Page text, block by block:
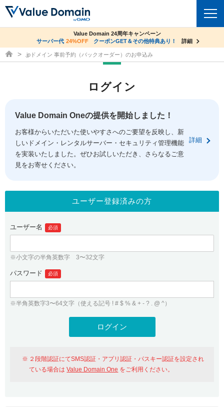
ドメイントップ
ドメイン移管
ドメイン価格一覧
ドメイン一括検索
.jpドメインオークション
gTLDオークション NEW!
.jpドメインバックオーダー
プレミアムドメイン
人気ドメインの種類
WHOIS検索
コアサーバー
バリューサーバー
XREA
セキュリティトップ
Value Domain ネットde診断
SSL証明書
サービストップ
お得意様割引
紹介制度
バリュードメインAPI
ドメイン・ホスティングOEM
facebook
ログイン
従来のバリュードメインをご利用希望の方
Value Domainにログイン
おすすめ One レンタルサーバーを含む最新の機能を使う方
ユーザー登録
co.jpドメイン✕コアサーバーV2ビジネス応援キャンペーン
サーバー料金1年間無料
詳細
Value Domain 24周年キャンペーン
サーバー代 24%OFF クーポンGET＆その他特典あり！ 詳細
ドメイン取得ならバリュードメイン
.jpドメイン 事前予約（バックオーダー）のお申込み
ログイン
Value Domain Oneの提供を開始しました！
お客様からいただいた使いやすさへのご要望を反映し、新
しいドメイン・レンタルサーバー・セキュリティ管理機能
を実装いたしました。ぜひお試しいただき、さらなるご意
見をお寄せください。
詳細
ユーザー登録済みの方
ユーザー名 必須
※小文字の半角英数字 3〜32文字
パスワード 必須
※半角英数字3〜64文字（使える記号 ! # $ % & + - ? . @ ^）
２段階認証にてSMS認証・アプリ認証・パスキー認証を設定され
ている場合はValue Domain One をご利用ください。